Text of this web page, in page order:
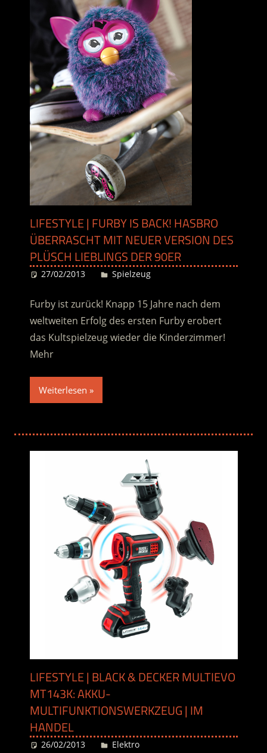
LIFESTYLE | FURBY IS BACK! HASBRO
ÜBERRASCHT MIT NEUER VERSION DES
PLÜSCH LIEBLINGS DER 90ER
27/02/2013 Desiree
Spielzeug
Furby ist zurück! Knapp 15 Jahre nach dem
weltweiten Erfolg des ersten Furby erobert
das Kultspielzeug wieder die Kinderzimmer!
Mehr
Weiterlesen
LIFESTYLE | BLACK & DECKER MULTIEVO
MT143K: AKKU-
MULTIFUNKTIONSWERKZEUG | IM
HANDEL
26/02/2013 Desiree
Elektro